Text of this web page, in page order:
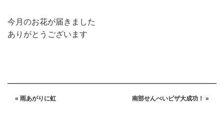
今月のお花が届きました
ありがとうございます
« 雨あがりに虹 南部せんべいピザ大成功！ »